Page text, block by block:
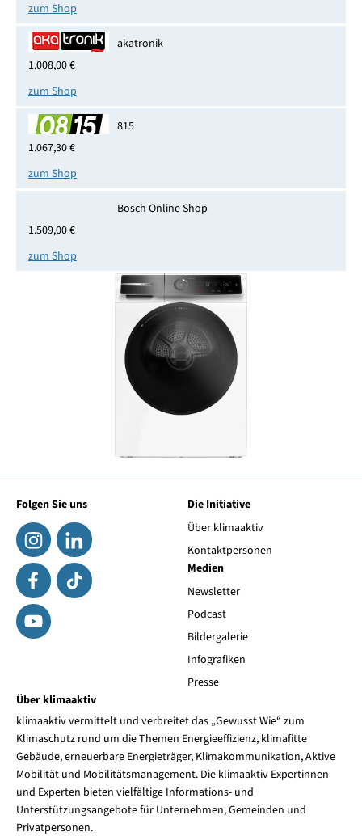
zum Shop
akatronik
1.008,00 €
zum Shop
815
1.067,30 €
zum Shop
Bosch Online Shop
1.509,00 €
zum Shop
Folgen Sie uns
Die Initiative
Über klimaaktiv
Kontaktpersonen
Medien
Newsletter
Podcast
Bildergalerie
Infografiken
Presse
Über klimaaktiv
klimaaktiv vermittelt und verbreitet das „Gewusst Wie“ zum
Klimaschutz rund um die Themen Energieeffizienz, klimafitte
Gebäude, erneuerbare Energieträger, Klimakommunikation, Aktive
Mobilität und Mobilitätsmanagement. Die klimaaktiv Expertinnen
und Experten bieten vielfältige Informations- und
Unterstützungsangebote für Unternehmen, Gemeinden und
Privatpersonen.